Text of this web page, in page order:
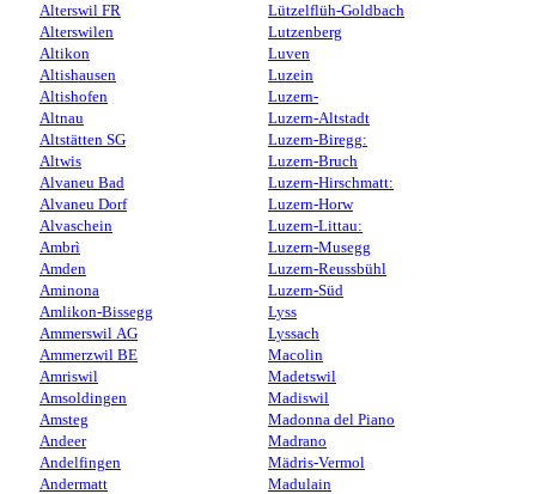
Alterswil FR
Alterswilen
Altikon
Altishausen
Altishofen
Altnau
Altstätten SG
Altwis
Alvaneu Bad
Alvaneu Dorf
Alvaschein
Ambrì
Amden
Aminona
Amlikon-Bissegg
Ammerswil AG
Ammerzwil BE
Amriswil
Amsoldingen
Amsteg
Andeer
Andelfingen
Andermatt
Lützelflüh-Goldbach
Lutzenberg
Luven
Luzein
Luzern-
Luzern-Altstadt
Luzern-Biregg:
Luzern-Bruch
Luzern-Hirschmatt:
Luzern-Horw
Luzern-Littau:
Luzern-Musegg
Luzern-Reussbühl
Luzern-Süd
Lyss
Lyssach
Macolin
Madetswil
Madiswil
Madonna del Piano
Madrano
Mädris-Vermol
Madulain